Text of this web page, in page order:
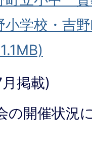
小学校・吉
掲載)
の開催状況